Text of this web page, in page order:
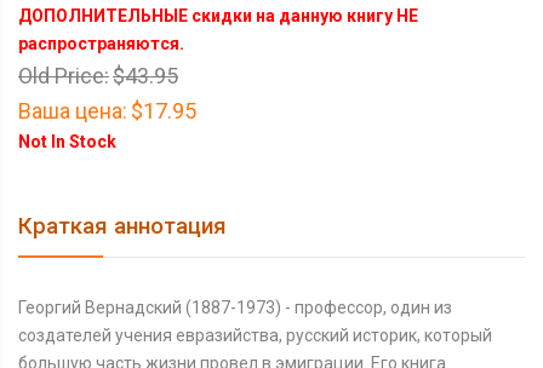
ДОПОЛНИТЕЛЬНЫЕ скидки на данную книгу НЕ
распространяются.
Old Price:$43.95
Ваша цена: $17.95
Not In Stock
Краткая аннотация
Георгий Вернадский (1887-1973) - профессор, один из
создателей учения евразийства, русский историк, который
большую часть жизни провел в эмиграции. Его книга